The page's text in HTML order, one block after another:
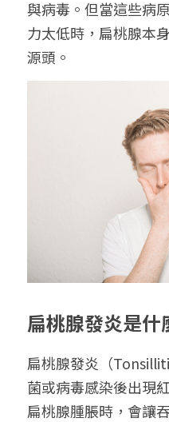
與病毒。但當這些病
力太低時，扁桃腺本
源頭。
扁桃腺發炎是什
扁桃腺發炎（
菌或病毒感染後出現
扁桃腺腫脹時，會讓